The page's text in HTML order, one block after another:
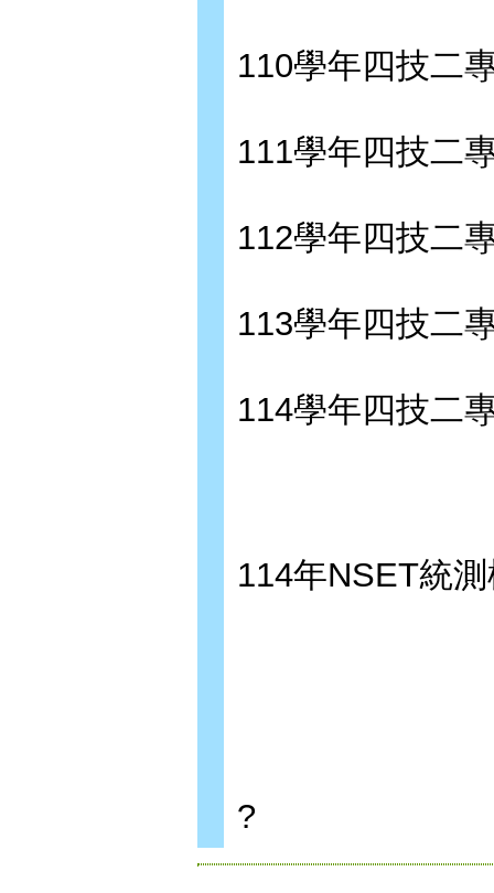
110學年四技二
111學年四技二
112學年四技二
113學年四技二
114學年四技二
114年NSET統
?